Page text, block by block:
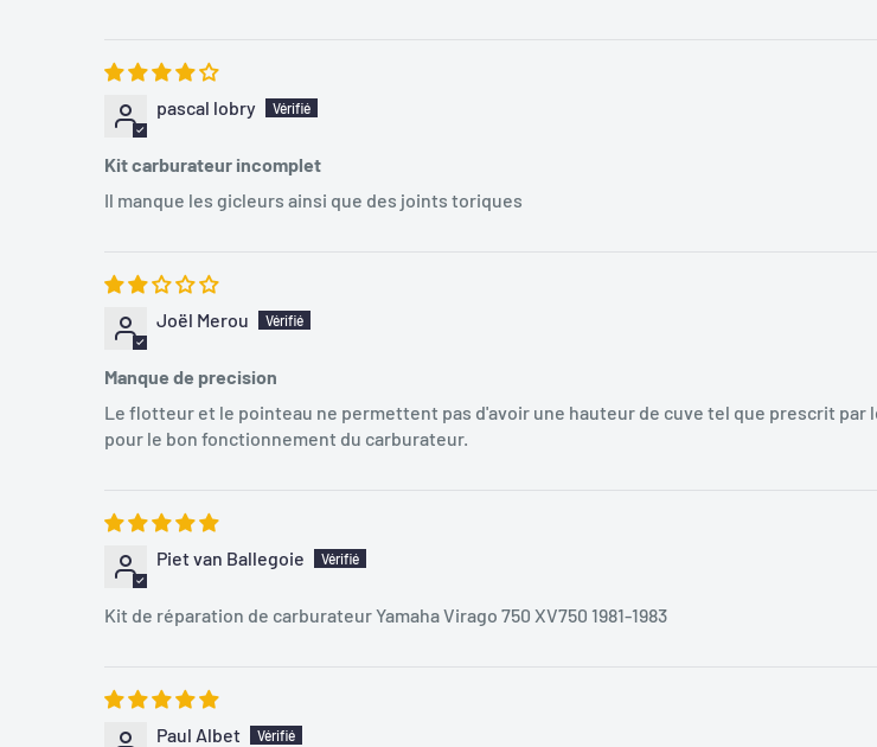
pascal lobry
Kit carburateur incomplet
Il manque les gicleurs ainsi que des joints toriques
Joël Merou
Manque de precision
Le flotteur et le pointeau ne permettent pas d'avoir une hauteur de cuve tel que prescrit
pour le bon fonctionnement du carburateur.
Piet van Ballegoie
Kit de réparation de carburateur Yamaha Virago 750 XV750 1981-1983
Paul Albet